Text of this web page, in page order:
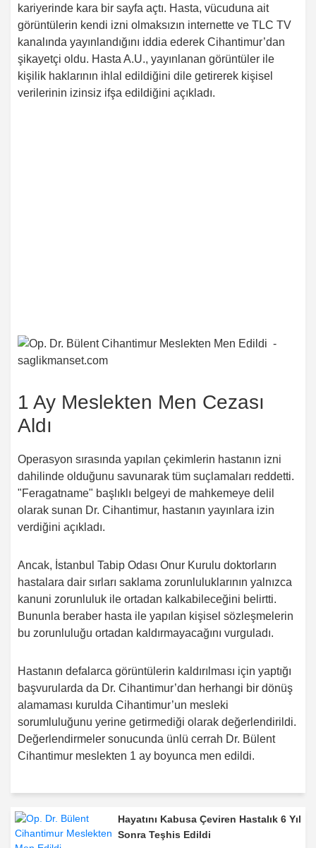
kariyerinde kara bir sayfa açtı. Hasta, vücuduna ait
görüntülerin kendi izni olmaksızın internette ve TLC TV
kanalında yayınlandığını iddia ederek Cihantimur’dan
şikayetçi oldu. Hasta A.U., yayınlanan görüntüler ile
kişilik haklarının ihlal edildiğini dile getirerek kişisel
verilerinin izinsiz ifşa edildiğini açıkladı.
1 Ay Meslekten Men Cezası
Aldı
Operasyon sırasında yapılan çekimlerin hastanın izni
dahilinde olduğunu savunarak tüm suçlamaları reddetti.
"Feragatname" başlıklı belgeyi de mahkemeye delil
olarak sunan Dr. Cihantimur, hastanın yayınlara izin
verdiğini açıkladı.
Ancak, İstanbul Tabip Odası Onur Kurulu doktorların
hastalara dair sırları saklama zorunluluklarının yalnızca
kanuni zorunluluk ile ortadan kalkabileceğini belirtti.
Bununla beraber hasta ile yapılan kişisel sözleşmelerin
bu zorunluluğu ortadan kaldırmayacağını vurguladı.
Hastanın defalarca görüntülerin kaldırılması için yaptığı
başvurularda da Dr. Cihantimur’dan herhangi bir dönüş
alamaması kurulda Cihantimur’un mesleki
sorumluluğunu yerine getirmediği olarak değerlendirildi.
Değerlendirmeler sonucunda ünlü cerrah Dr. Bülent
Cihantimur meslekten 1 ay boyunca men edildi.
Hayatını Kabusa Çeviren Hastalık 6 Yıl
Sonra Teşhis Edildi